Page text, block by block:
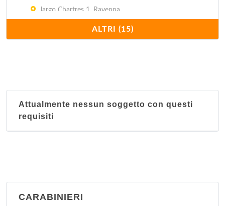
largo Chartres 1, Ravenna
Sant'Alberto
piazza Giuseppe Garibaldi 2, Ravenna -
Sant'Alberto
A.U.S.L. Postazione CUP Centro unico di
ALTRI (15)
Attualmente nessun soggetto con questi
requisiti
CARABINIERI